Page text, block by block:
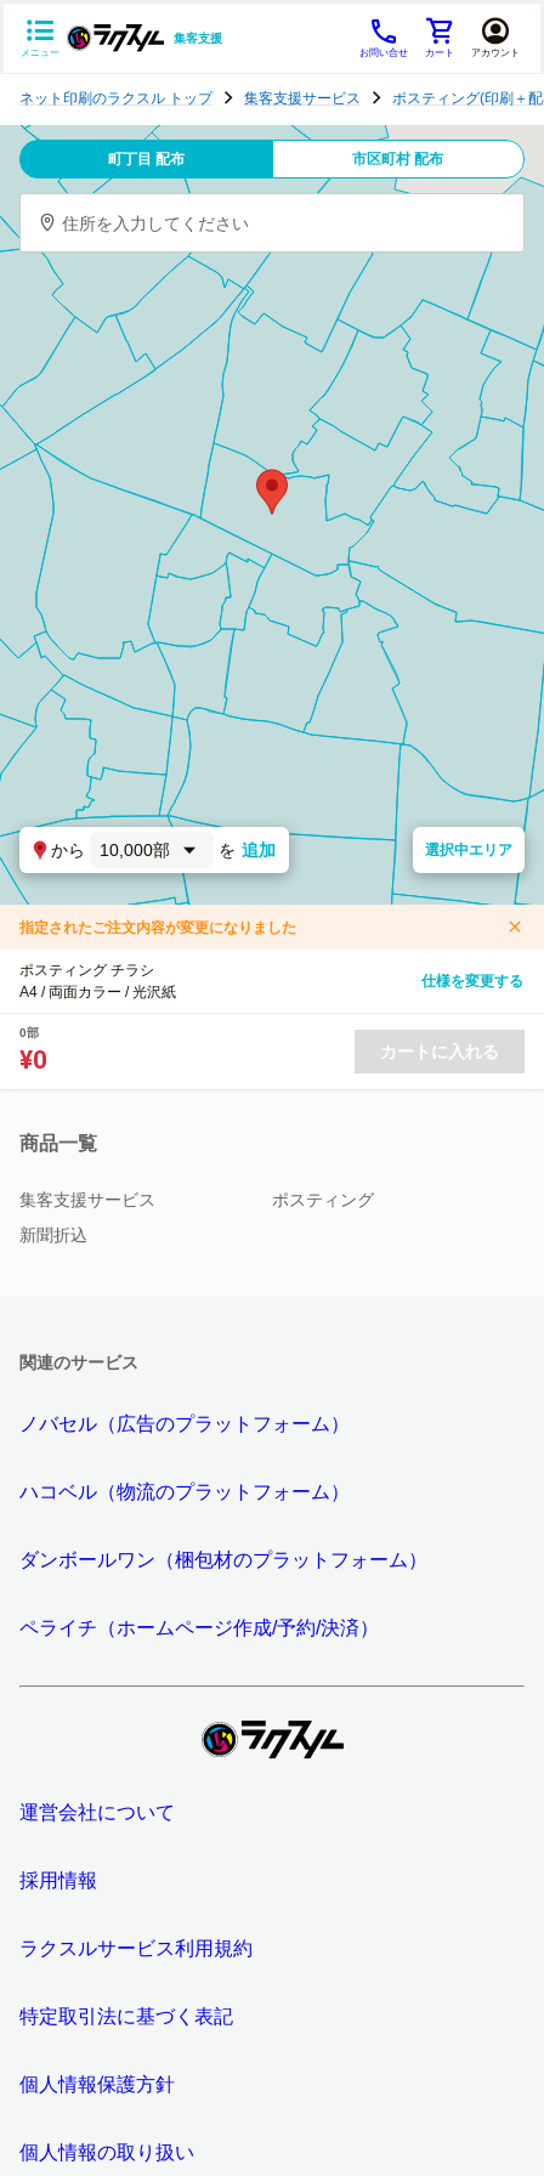
メニュー
集客支援
お問い合せ カート アカウント
テ
ン
グ
ネット印刷のラクスル トップ 集客支援サービス ポスティング(印刷＋
町丁目 配布 市区町村 配布
住所を入力してください
から 10,000部 を 追加 選択中エリア
指定されたご注文内容が変更になりました
ポスティング チラシ
A4 / 両面カラー / 光沢紙
仕様を変更する
0部
¥0 カートに入れる
商品一覧
集客支援サービス
ポスティング
新聞折込
関連のサービス
ノバセル（広告のプラットフォーム）
ハコベル（物流のプラットフォーム）
ダンボールワン（梱包材のプラットフォーム）
ペライチ（ホームページ作成/予約/決済）
運営会社について
採用情報
ラクスルサービス利用規約
特定取引法に基づく表記
個人情報保護方針
個人情報の取り扱い